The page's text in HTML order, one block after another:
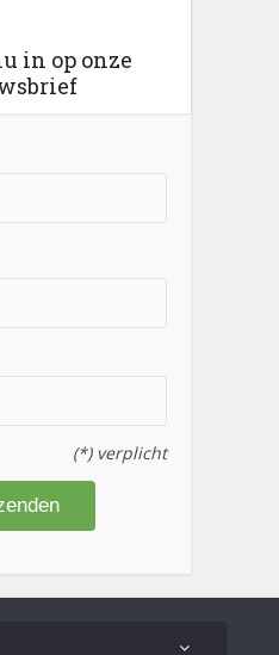
in op onze
(*) verplicht